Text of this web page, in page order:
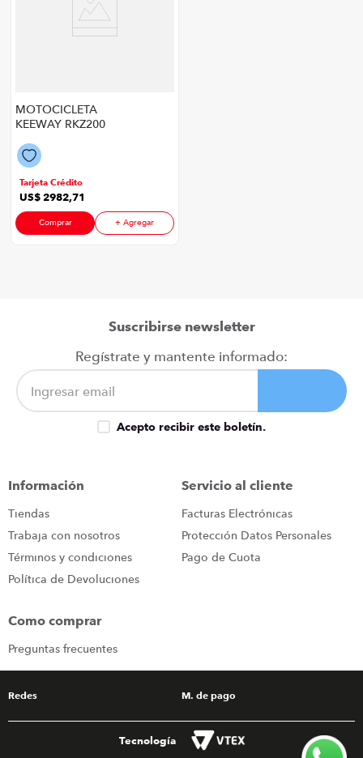
MOTOCICLETA
KEEWAY RKZ200
Tarjeta Crédito
US$2982,71
Comprar + Agregar
Suscribirse newsletter
Regístrate y mantente informado:
Acepto recibir este boletín.
Información
Tiendas
Trabaja con nosotros
Términos y condiciones
Política de Devoluciones
Servicio al cliente
Facturas Electrónicas
Protección Datos Personales
Pago de Cuota
Como comprar
Preguntas frecuentes
Redes M. de pago
Tecnología